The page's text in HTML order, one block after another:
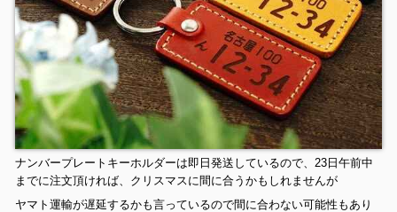
ナンバープレートキーホルダーは即日発送しているので、23日午前中
までに注文頂ければ、クリスマスに間に合うかもしれませんが
ヤマト運輸が遅延するかも言っているので間に合わない可能性もあり